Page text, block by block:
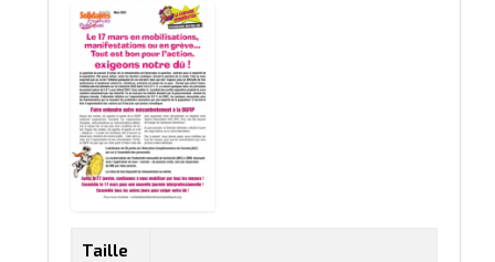
Taille